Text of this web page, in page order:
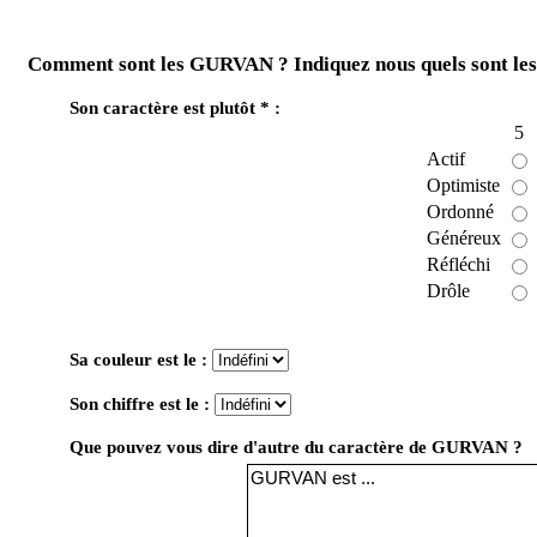
Comment sont les GURVAN ? Indiquez nous quels sont
Son caractère est plutôt * :
5
Actif
Optimiste
Ordonné
Généreux
Réfléchi
Drôle
Sa couleur est le :
Son chiffre est le :
Que pouvez vous dire d'autre du caractère de GURVAN ?